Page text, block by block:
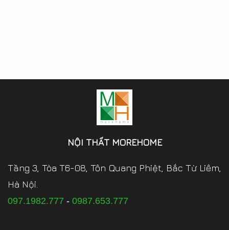
NỘI THẤT MOREHOME
Tầng 3, Tòa T6-08, Tôn Quang Phiệt, Bắc Từ Liêm,
Hà Nội.
097.1982.777 - 0987.653.777